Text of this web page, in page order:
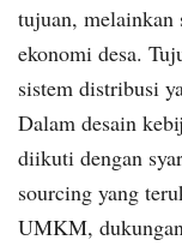
tujuan, melainkan
ekonomi desa.
sistem distribusi
Dalam desain
diikuti dengan
sourcing yang
UMKM,